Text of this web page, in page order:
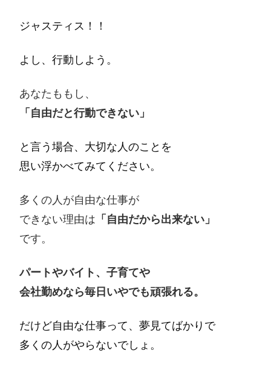
ジャスティス！！
よし、行動しよう。
あなたももし、
「自由だと行動できない」
と言う場合、大切な人のことを
思い浮かべてみてください。
多くの人が自由な仕事が
できない理由は 「自由だから出来ない」
です。
パートやバイト、子育てや
会社勤めなら毎日いやでも頑張れる。
だけど自由な仕事って、夢見てばかりで
多くの人がやらないでしょ。